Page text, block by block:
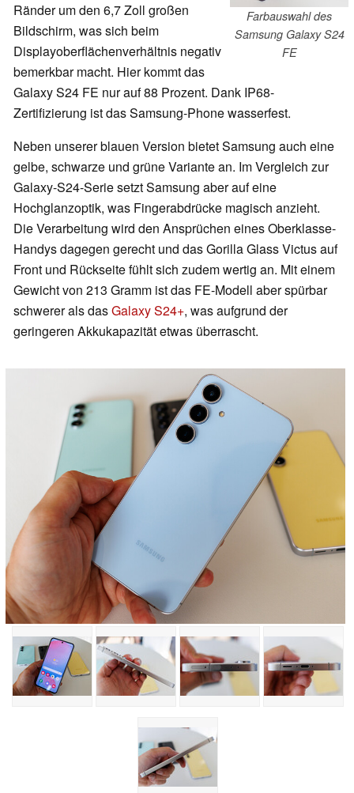
Farbauswahl des
Samsung Galaxy S24
FE
Ränder um den 6,7 Zoll großen
Bildschirm, was sich beim
Displayoberflächenverhältnis negativ
bemerkbar macht. Hier kommt das
Galaxy S24 FE nur auf 88 Prozent. Dank IP68-
Zertifizierung ist das Samsung-Phone wasserfest.
Neben unserer blauen Version bietet Samsung auch eine
gelbe, schwarze und grüne Variante an. Im Vergleich zur
Galaxy-S24-Serie setzt Samsung aber auf eine
Hochglanzoptik, was Fingerabdrücke magisch anzieht.
Die Verarbeitung wird den Ansprüchen eines Oberklasse-
Handys dagegen gerecht und das Gorilla Glass Victus auf
Front und Rückseite fühlt sich zudem wertig an. Mit einem
Gewicht von 213 Gramm ist das FE-Modell aber spürbar
schwerer als dasGalaxy S24+, was aufgrund der
geringeren Akkukapazität etwas überrascht.